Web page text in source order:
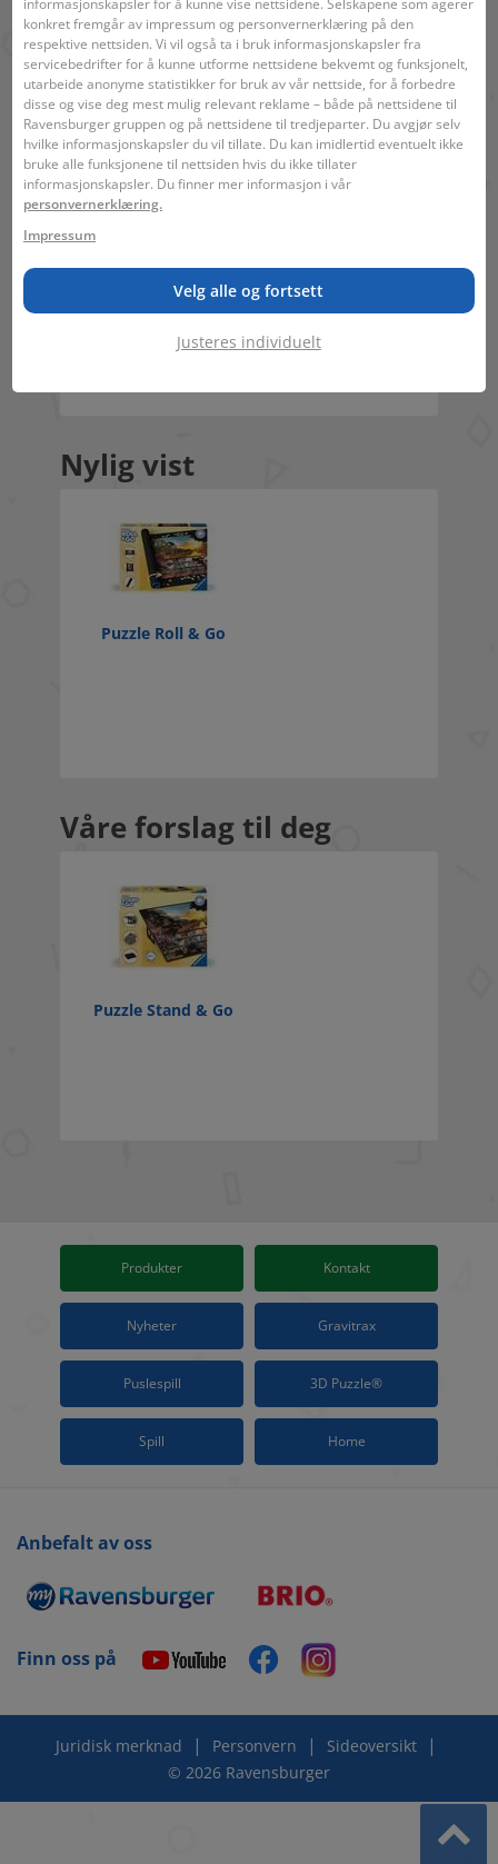
Du er kanskje også
interessert i:
Puzzle Stand & Go
Nylig vist
Puzzle Roll & Go
Våre forslag til deg
Puzzle Stand & Go
Produkter Kontakt
Nyheter Gravitrax
Puslespill 3D Puzzle®
Spill Home
Anbefalt av oss
Finn oss på
Juridisk merknad | Personvern | Sideoversikt |
© 2026 Ravensburger
informasjonskapsler for å kunne vise nettsidene. Selskapene som agerer
konkret fremgår av impressum og personvernerklæring på den
respektive nettsiden. Vi vil også ta i bruk informasjonskapsler fra
servicebedrifter for å kunne utforme nettsidene bekvemt og funksjonelt,
utarbeide anonyme statistikker for bruk av vår nettside, for å forbedre
disse og vise deg mest mulig relevant reklame – både på nettsidene til
Ravensburger gruppen og på nettsidene til tredjeparter. Du avgjør selv
hvilke informasjonskapsler du vil tillate. Du kan imidlertid eventuelt ikke
bruke alle funksjonene til nettsiden hvis du ikke tillater
informasjonskapsler. Du finner mer informasjon i vår
personvernerklæring.
Impressum
Velg alle og fortsett
Justeres individuelt